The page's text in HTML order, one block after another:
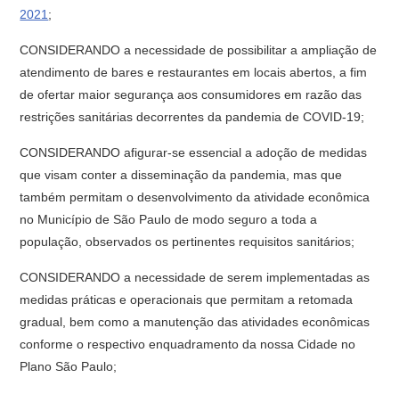
2021 ;
CONSIDERANDO a necessidade de possibilitar a ampliação de
atendimento de bares e restaurantes em locais abertos, a fim
de ofertar maior segurança aos consumidores em razão das
restrições sanitárias decorrentes da pandemia de COVID-19;
CONSIDERANDO afigurar-se essencial a adoção de medidas
que visam conter a disseminação da pandemia, mas que
também permitam o desenvolvimento da atividade econômica
no Município de São Paulo de modo seguro a toda a
população, observados os pertinentes requisitos sanitários;
CONSIDERANDO a necessidade de serem implementadas as
medidas práticas e operacionais que permitam a retomada
gradual, bem como a manutenção das atividades econômicas
conforme o respectivo enquadramento da nossa Cidade no
Plano São Paulo;